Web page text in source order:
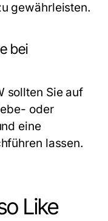
gewährleisten.
bei
sollten Sie auf
oder
eine
lassen.
Like